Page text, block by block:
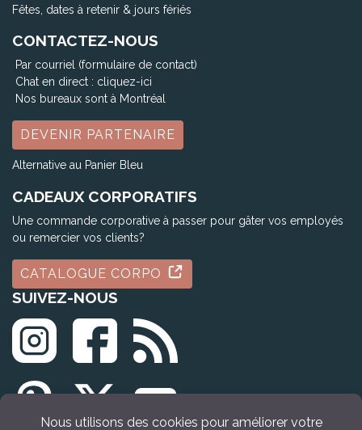
Fêtes, dates à retenir & jours fériés
CONTACTEZ-NOUS
Par courriel (formulaire de contact)
Chat en direct : cliquez-ici
Nos bureaux sont à Montréal
DEVENIR PARTENAIRE
Alternative au Panier Bleu
CADEAUX CORPORATIFS
Une commande corporative à passer pour gâter vos employés
ou remercier vos clients?
CATALOGUE CORPO
SUIVEZ-NOUS